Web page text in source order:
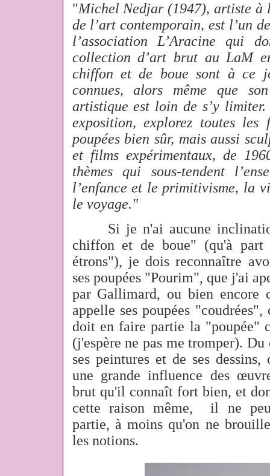
"Michel Nedjar (1947), artiste à
de l’art contemporain, est l’un
l’association L’Aracine qui
collection d’art brut au LaM
chiffon et de boue sont à ce
connues, alors même que
artistique est loin de s’y
exposition, explorez toutes
poupées bien sûr, mais aussi
et films expérimentaux, de
thèmes qui sous-tendent
l’enfance et le primitivisme, la
le voyage."
Si je n'ai aucune
chiffon et de boue" (qu'à
étrons"), je dois reconnaître
ses poupées "Pourim", que j'ai
par Gallimard, ou bien encore
appelle ses poupées "coudrées",
doit en faire partie la "poupée"
(j'espère ne pas me tromper). Du
ses peintures et de ses dessins,
une grande influence des
brut qu'il connaît fort bien, et
cette raison même, il ne
partie, à moins qu'on ne
les notions.